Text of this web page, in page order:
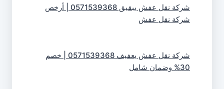
شركة نقل عفش ببقيق 0571539368 | أرخص
شركة نقل عفش
شركة نقل عفش بعفيف 0571539368 | خصم
30% وضمان شامل